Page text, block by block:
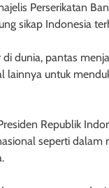
Perserikatan
sikap Indonesia
di dunia, pantas
untuk
Republik
seperti dalam